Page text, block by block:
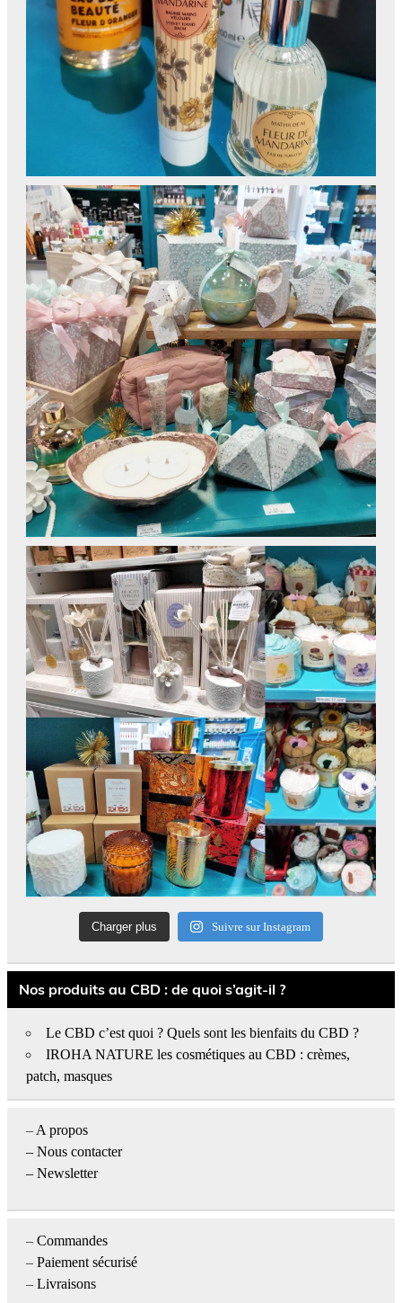
Charger plus Suivre sur Instagram
Nos produits au CBD : de quoi s’agit-il ?
Le CBD c’est quoi ? Quels sont les bienfaits du CBD ?
IROHA NATURE les cosmétiques au CBD : crèmes,
patch, masques
– A propos
– Nous contacter
– Newsletter
– Commandes
– Paiement sécurisé
– Livraisons